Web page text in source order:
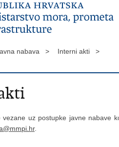
nabava > Interni akti >
vezane uz postupke javne nabave
.